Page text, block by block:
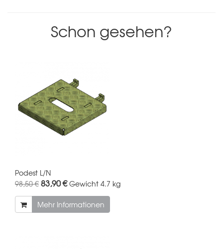
Schon gesehen?
Podest L/N
98,50 € 83,90 €Gewicht 4.7 kg
Mehr Informationen